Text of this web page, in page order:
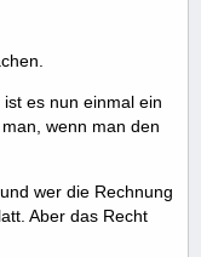
es nun einmal ein
wenn man den
wer die Rechnung
Aber das Recht